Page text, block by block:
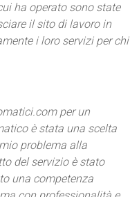
ha operato sono state
il sito di lavoro in
i loro servizi per chi
per un
è stata una scelta
problema alla
del servizio è stato
una competenza